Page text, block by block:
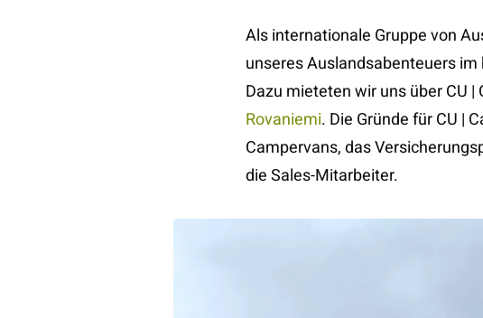
Als internationale Gruppe von
unseres Auslandsabenteuers
Dazu mieteten wir uns über CU
Rovaniemi. Die Gründe für CU |
Campervans, das
die Sales-Mitarbeiter.